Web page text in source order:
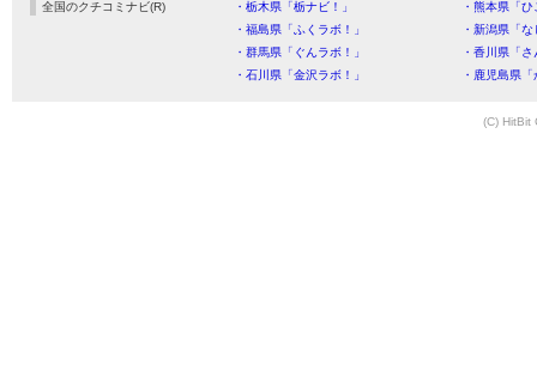
全国のクチコミナビ(R) ・栃木県「栃ナビ！」
・熊本県「
・福島県「ふくラボ！」
・新潟県「
・群馬県「ぐんラボ！」
・香川県「
・石川県「金沢ラボ！」
・鹿児島県
(C) HitBit